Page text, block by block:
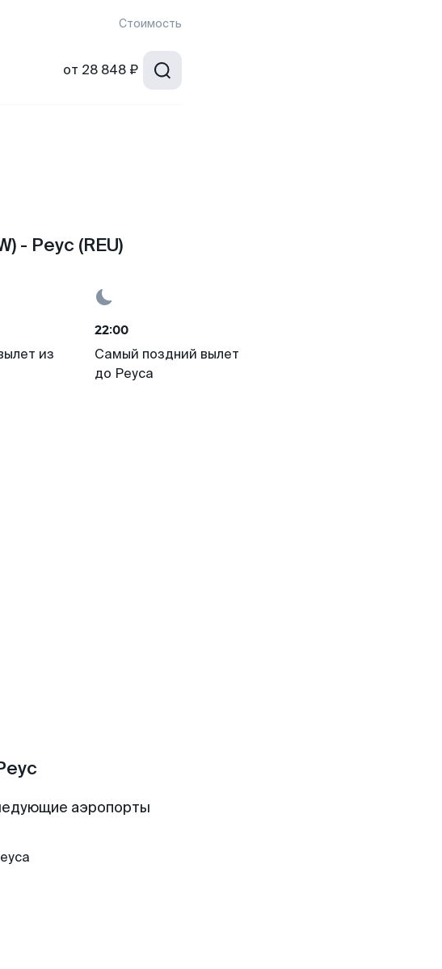
Стоимость
от 28 848 ₽
- Реус (REU)
из
22:00
Самый поздний вылет
до Реуса
аэропорты